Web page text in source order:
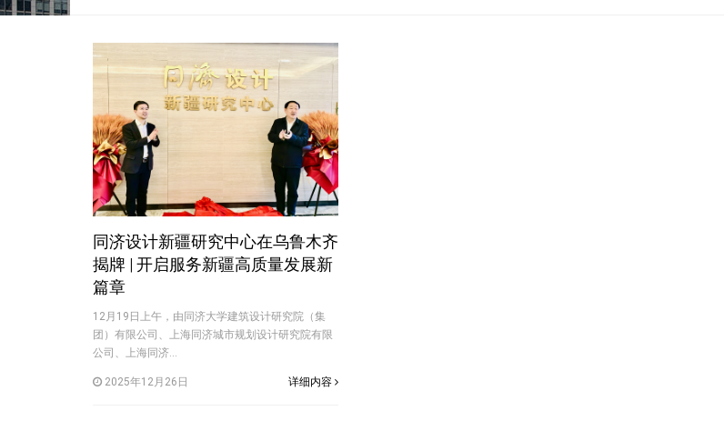
同济设计新疆研究中心在乌鲁木齐
揭牌 | 开启服务新疆高质量发展新
篇章
12月19日上午，由同济大学建筑设计研究院（集
团）有限公司、上海同济城市规划设计研究院有限
公司、上海同济...
2025年12月26日 详细内容